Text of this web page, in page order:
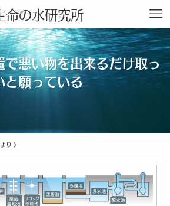
命の水研究所
で悪い物を出来るだけ取っ
と願っている
り